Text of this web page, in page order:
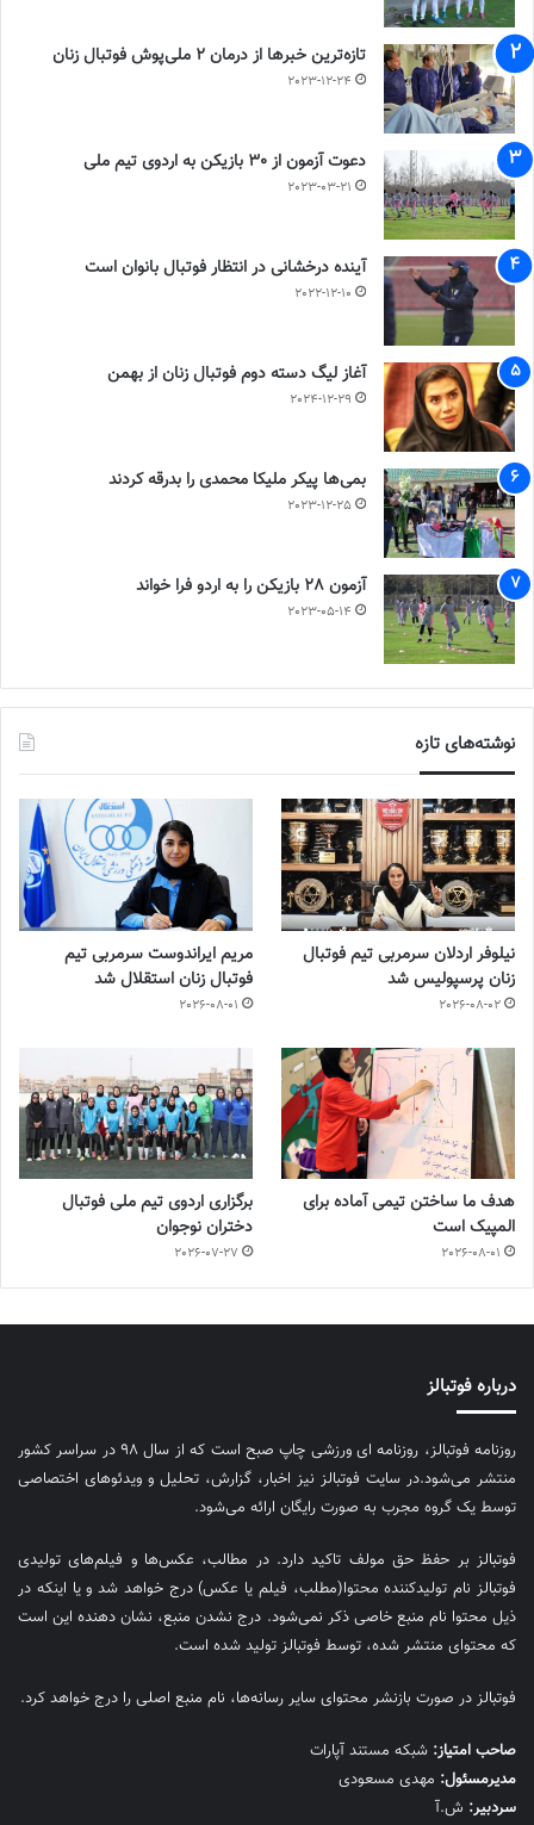
تازه‌ترین خبرها از درمان ۲ ملی‌پوش فوتبال زنان
2023-12-24
دعوت آزمون از 30 بازیکن به اردوی تیم ملی
2023-03-21
آینده درخشانی در انتظار فوتبال بانوان است
2022-12-10
آغاز لیگ دسته دوم فوتبال زنان از بهمن
2024-12-29
بمی‌ها پیکر ملیکا محمدی را بدرقه کردند
2023-12-25
آزمون 28 بازیکن را به اردو فرا خواند
2023-05-14
نوشته‌های تازه
نیلوفر اردلان سرمربی تیم فوتبال
زنان پرسپولیس شد
2026-08-02
مریم ایراندوست سرمربی تیم
فوتبال زنان استقلال شد
2026-08-01
هدف ما ساختن تیمی آماده برای
المپیک است
2026-08-01
برگزاری اردوی تیم ملی فوتبال
دختران نوجوان
2026-07-27
درباره فوتبالز
روزنامه فوتبالز، روزنامه ای ورزشی چاپ صبح است که از سال ۹۸ در سراسر کشور
منتشر می‌شود.در سایت فوتبالز نیز اخبار، گزارش، تحلیل و ویدئوهای اختصاصی
توسط یک گروه مجرب به صورت رایگان ارائه می‌شود.
فوتبالز بر حفظ حق مولف تاکید دارد. در مطالب، عکس‌ها و فیلم‌های تولیدی
فوتبالز نام تولیدکننده محتوا(مطلب، فیلم یا عکس) درج خواهد شد و یا اینکه در
ذیل محتوا نام منبع خاصی ذکر نمی‌‎شود. درج نشدن منبع، نشان دهنده این است
که محتوای منتشر شده، توسط فوتبالز تولید شده است.
فوتبالز در صورت بازنشر محتوای سایر رسانه‌ها، نام منبع اصلی را درج خواهد کرد.
صاحب امتیاز: شبکه مستند آپارات
مديرمسئول: مهدی مسعودی
سردبیر: ش.آ